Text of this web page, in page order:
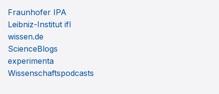
Fraunhofer IPA
Leibniz-Institut ifl
wissen.de
ScienceBlogs
experimenta
Wissenschaftspodcasts